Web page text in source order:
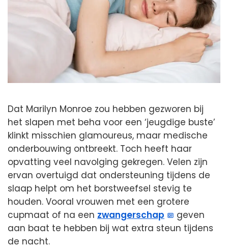
Dat Marilyn Monroe zou hebben gezworen bij
het slapen met beha voor een ‘jeugdige buste’
klinkt misschien glamoureus, maar medische
onderbouwing ontbreekt. Toch heeft haar
opvatting veel navolging gekregen. Velen zijn
ervan overtuigd dat ondersteuning tijdens de
slaap helpt om het borstweefsel stevig te
houden. Vooral vrouwen met een grotere
cupmaat of na een zwangerschap
geven
aan baat te hebben bij wat extra steun tijdens
de nacht.